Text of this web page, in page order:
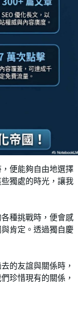
便能夠自由地選擇
獨處的時光，讓我
種挑戰時，便會感
肯定。透過獨自慶
的友誼與關係時，
珍惜現有的關係，